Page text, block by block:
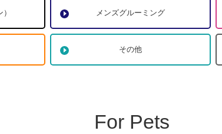
メンズグルーミング
その他
For Pets